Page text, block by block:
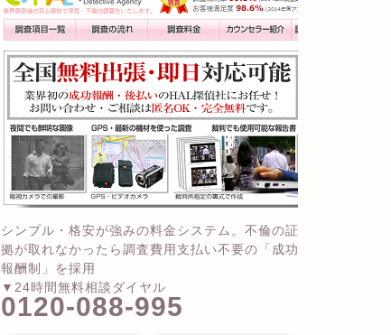
シンプル・格安が強みの料金システム。不倫の証
拠が取れなかったら調査費用支払い不要の「成功
報酬制」を採用
▼24時間無料相談ダイヤル
0120-088-995